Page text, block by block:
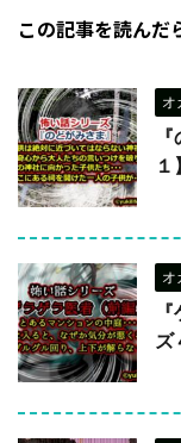
この記事を読んだ
オ
１】
オ
ズ